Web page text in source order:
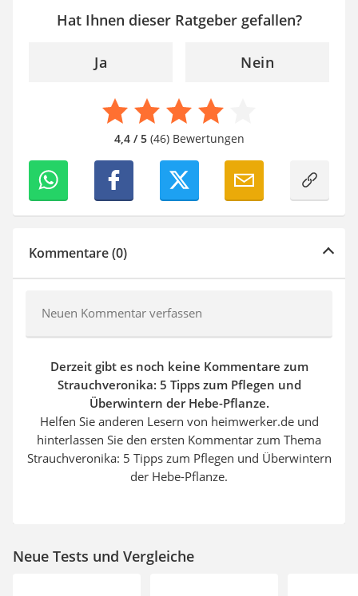
Hat Ihnen dieser Ratgeber gefallen?
Ja Nein
4,4 / 5(46) Bewertungen
Kommentare (0)
Neuen Kommentar verfassen
Derzeit gibt es noch keine Kommentare zum
Strauchveronika: 5 Tipps zum Pflegen und
Überwintern der Hebe-Pflanze.
Helfen Sie anderen Lesern von heimwerker.de und
hinterlassen Sie den ersten Kommentar zum Thema
Strauchveronika: 5 Tipps zum Pflegen und Überwintern
der Hebe-Pflanze.
Neue Tests und Vergleiche